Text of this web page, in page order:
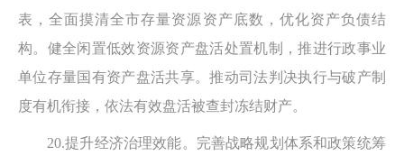
表，全面摸清全市存量资源资产底数，优化资产负债结
构。健全闲置低效资源资产盘活处置机制，推进行政事业
单位存量国有资产盘活共享。推动司法判决执行与破产制
度有机衔接，依法有效盘活被查封冻结财产。
20.提升经济治理效能。完善战略规划体系和政策统筹